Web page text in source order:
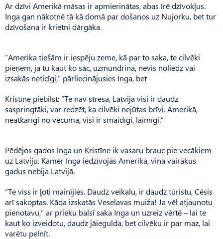
Ar dzīvi Amerikā māsas ir apmierinātas, abas īrē dzīvokļus.
Inga gan nākotnē tā kā domā par došanos uz Ņujorku, bet tur
dzīvošana ir krietni dārgāka.
“Amerika tiešām ir iespēju zeme, kā par to saka, te cilvēki
pieņem, ja tu kaut ko sāc, uzmundrina, nevis noliedz vai
izsakās neticīgi,” pārliecinājusies Inga, bet
Kristīne piebilst: “Te nav stresa, Latvijā visi ir daudz
saspringtāki, var redzēt, ka cilvēki nejūtas brīvi. Amerikā,
neatkarīgi no vecuma, visi ir smaidīgi, laimīgi.”
Pēdējos gados Inga un Kristīne ik vasaru brauc pie vecākiem
uz Latviju. Kamēr Inga iedzīvojās Amerikā, viņa vairākus
gadus nebija Latvijā.
“Te viss ir ļoti mainījies. Daudz veikalu, ir daudz tūristu, Cēsis
arī sakoptas. Kāda izskatās Veselavas muiža! Ja vēl atjaunotu
pienotavu,” ar prieku balsī saka Inga un uzreiz vērtē – lai te
kaut ko izveidotu, daudz jāiegulda, bet cilvēku ir par maz, lai
varētu pelnīt.